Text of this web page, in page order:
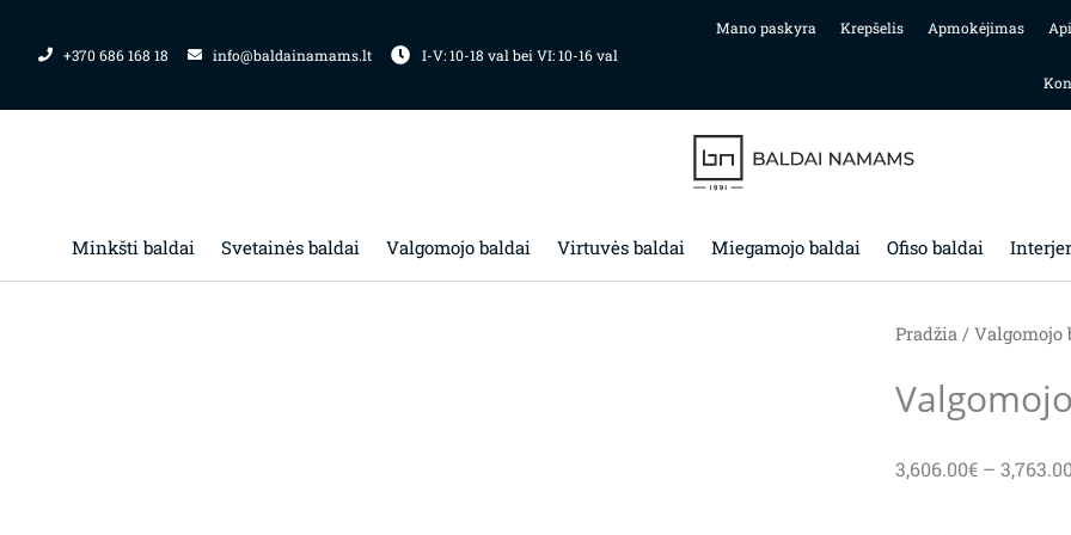
+370 686 168 18 info@baldainamams.lt I-V: 10-18 val bei VI: 10-16 val
Mano paskyra Krepšelis Apmokėjimas
Minkšti baldai Svetainės baldai Valgomojo baldai Virtuvės baldai Miegamojo baldai Ofiso baldai
Pradžia/ Valgomojo
3,606.00€ –